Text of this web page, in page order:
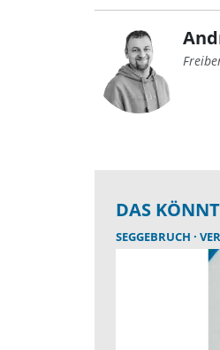
DAS
SEGGEBRUCH